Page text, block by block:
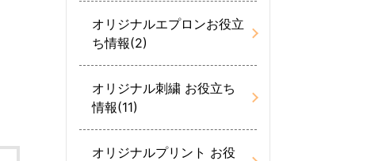
オリジナルエプロンお役立
ち情報(2)
オリジナル刺繍 お役立ち
情報(11)
オリジナルプリント お役